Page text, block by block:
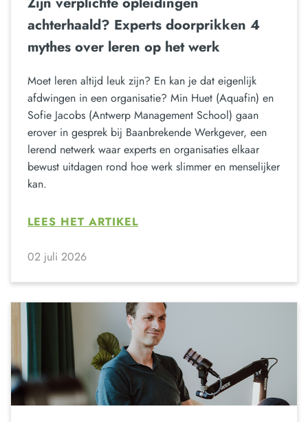
achterhaald? Experts doorprikken 4
mythes over leren op het werk
Moet leren altijd leuk zijn? En kan je dat eigenlijk
afdwingen in een organisatie? Min Huet (Aquafin) en
Sofie Jacobs (Antwerp Management School) gaan
erover in gesprek bij Baanbrekende Werkgever, een
lerend netwerk waar experts en organisaties elkaar
bewust uitdagen rond hoe werk slimmer en menselijker
kan.
LEES HET ARTIKEL
02 juli 2026